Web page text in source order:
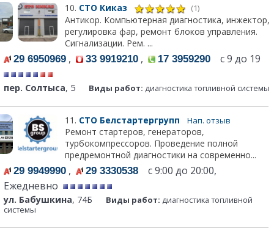
10. СТО Киказ (1)
Антикор. Компьютерная диагностика, инжектор,
регулировка фар, ремонт блоков управления.
Сигнализации. Рем. ...
29 6950969 , 33 9919210 , 17 3959290 с 9 до 19
пер. Солтыса, 5 Виды работ: диагностика топливной системы
11. СТО Белстартергрупп Нап. отзыв
Ремонт стартеров, генераторов,
турбокомпрессоров. Проведение полной
предремонтной диагностики на современно...
29 9949990 , 29 3330538 с 9:00 до 20:00,
Ежедневно
ул. Бабушкина, 74Б Виды работ: диагностика топливной
системы